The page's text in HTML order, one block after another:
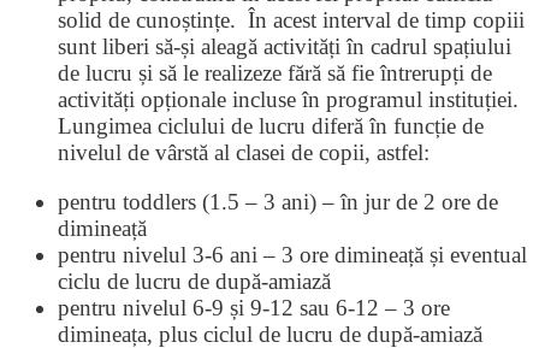
solid de cunoștințe. În acest interval de timp copiii
sunt liberi să-și aleagă activități în cadrul spațiului
de lucru și să le realizeze fără să fie întrerupți de
activități opționale incluse în programul instituției.
Lungimea ciclului de lucru diferă în funcție de
nivelul de vârstă al clasei de copii, astfel:
pentru toddlers (1.5 – 3 ani) – în jur de 2 ore de
dimineață
pentru nivelul 3-6 ani – 3 ore dimineață și eventual
ciclu de lucru de după-amiază
pentru nivelul 6-9 și 9-12 sau 6-12 – 3 ore
dimineața, plus ciclul de lucru de după-amiază